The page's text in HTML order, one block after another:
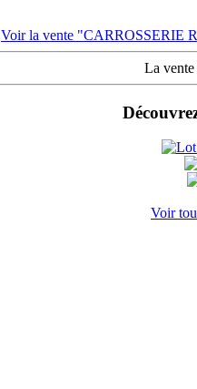
Voir la vente "CARROSSERIE
La vente
Voir